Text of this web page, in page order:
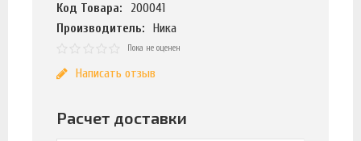
Код Товара:
200041
Производитель:
Ника
Пока не оценен
Написать отзыв
Расчет доставки